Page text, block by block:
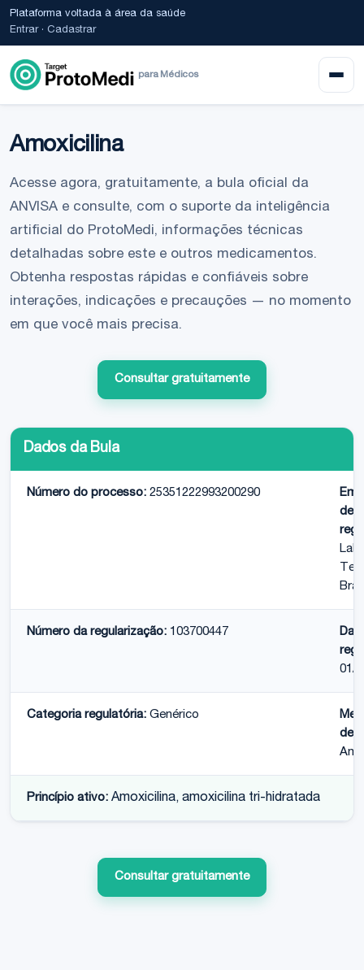
Plataforma voltada à área da saúde
Entrar· Cadastrar
para Médicos
Amoxicilina
Acesse agora, gratuitamente, a bula oficial da
ANVISA e consulte, com o suporte da inteligência
artificial do ProtoMedi, informações técnicas
detalhadas sobre este e outros medicamentos.
Obtenha respostas rápidas e confiáveis sobre
interações, indicações e precauções — no momento
em que você mais precisa.
Consultar gratuitamente
Dados da Bula
Número do processo: 25351222993200290
Número da regularização: 103700447
01/
Categoria regulatória: Genérico
de
Princípio ativo: Amoxicilina, amoxicilina tri-hidratada
Consultar gratuitamente